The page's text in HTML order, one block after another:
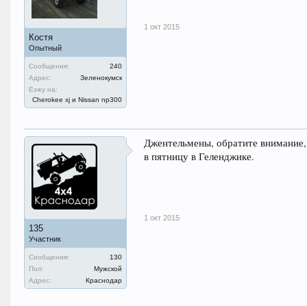
Костя
Опытный
Сообщения:
240
Адрес:
Зеленокумск
Езжу на:
Cherokee xj и Nissan np300
1 окт 2015
135
Участник
Сообщения:
130
Пол:
Мужской
Адрес:
Краснодар
Джентельмены, обратите
в пятницу в Геленджике.
1 окт 2015